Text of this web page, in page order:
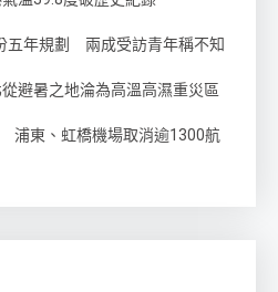
五年規劃 兩成受訪青年稱不知
避暑之地淪為高溫高濕重災區
浦東、虹橋機場取消逾1300航